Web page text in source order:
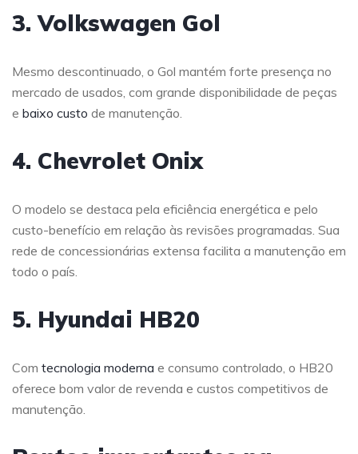
3. Volkswagen Gol
Mesmo descontinuado, o Gol mantém forte presença no
mercado de usados, com grande disponibilidade de peças
e baixo custo de manutenção.
4. Chevrolet Onix
O modelo se destaca pela eficiência energética e pelo
custo-benefício em relação às revisões programadas. Sua
rede de concessionárias extensa facilita a manutenção em
todo o país.
5. Hyundai HB20
Com tecnologia moderna e consumo controlado, o HB20
oferece bom valor de revenda e custos competitivos de
manutenção.